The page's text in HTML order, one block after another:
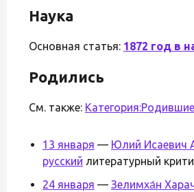
Наука
Основная статья: 1872 год в
Родились
См. также:
13 января — Юлий Исаевич
русский литературный
24 января — Зелимха́н